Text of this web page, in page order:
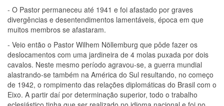
- O Pastor permaneceu até 1941 e foi afastado por graves
divergências e desentendimentos lamentáveis, época em que
muitos membros se afastaram.
- Veio então o Pastor Wilhem Nöllemburg que pôde fazer os
deslocamentos com uma jardineira de 4 molas puxada por dois
cavalos. Neste mesmo período agravou-se, a guerra mundial
alastrando-se também na América do Sul resultando, no começo
de 1942, o rompimento das relações diplomáticas do Brasil com o
Eixo. A partir daí por determinação superior, todo o trabalho